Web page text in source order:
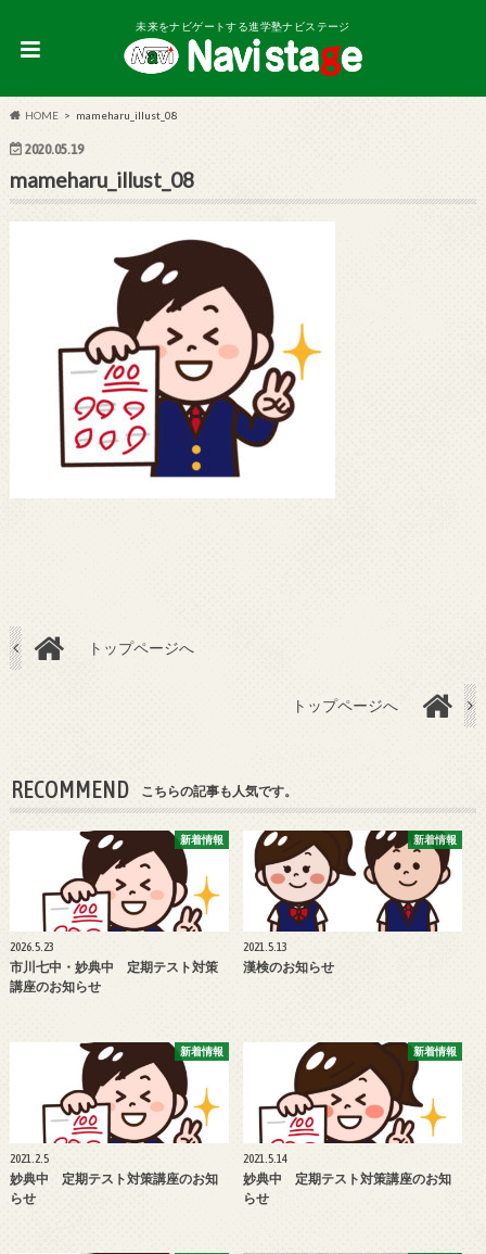
未来をナビゲートする進学塾ナビステージ
HOME mameharu_illust_08
2020.05.19
mameharu_illust_08
トップページへ
トップページへ
RECOMMEND こちらの記事も人気です。
新着情報
2026.5.23
市川七中・妙典中 定期テスト対策
講座のお知らせ
新着情報
2021.5.13
漢検のお知らせ
新着情報
2021.2.5
妙典中 定期テスト対策講座のお知
らせ
新着情報
2021.5.14
妙典中 定期テスト対策講座のお知
らせ